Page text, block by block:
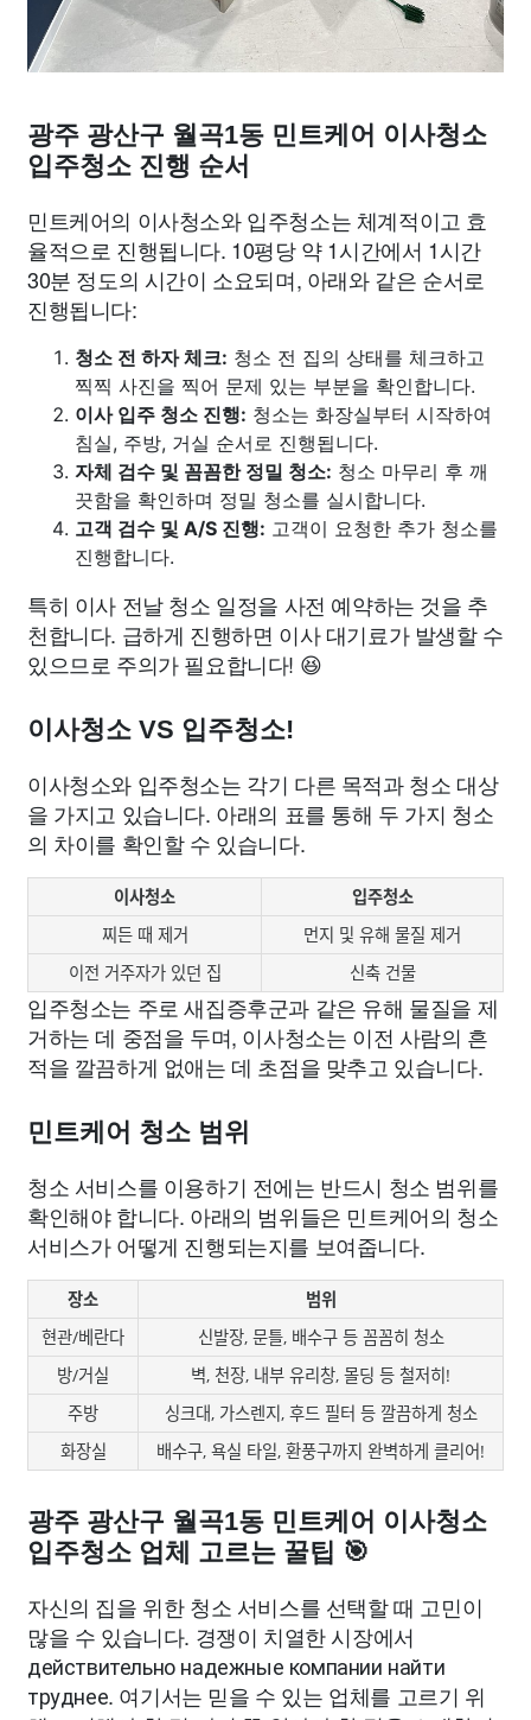
광주 광산구 월곡1동 민트케어 이사청소
입주청소 진행 순서
민트케어의 이사청소와 입주청소는 체계적이고 효
율적으로 진행됩니다. 10평당 약 1시간에서 1시간
30분 정도의 시간이 소요되며, 아래와 같은 순서로
진행됩니다:
청소 전 하자 체크: 청소 전 집의 상태를 체크하고
찍찍 사진을 찍어 문제 있는 부분을 확인합니다.
이사 입주 청소 진행: 청소는 화장실부터 시작하여
침실, 주방, 거실 순서로 진행됩니다.
자체 검수 및 꼼꼼한 정밀 청소: 청소 마무리 후 깨
끗함을 확인하며 정밀 청소를 실시합니다.
고객 검수 및 A/S 진행: 고객이 요청한 추가 청소를
진행합니다.
특히 이사 전날 청소 일정을 사전 예약하는 것을 추
천합니다. 급하게 진행하면 이사 대기료가 발생할 수
있으므로 주의가 필요합니다! 😆
이사청소 VS 입주청소!
이사청소와 입주청소는 각기 다른 목적과 청소 대상
을 가지고 있습니다. 아래의 표를 통해 두 가지 청소
의 차이를 확인할 수 있습니다.
이사청소
입주청소
찌든 때 제거
먼지 및 유해 물질 제거
이전 거주자가 있던 집
신축 건물
입주청소는 주로 새집증후군과 같은 유해 물질을 제
거하는 데 중점을 두며, 이사청소는 이전 사람의 흔
적을 깔끔하게 없애는 데 초점을 맞추고 있습니다.
민트케어 청소 범위
청소 서비스를 이용하기 전에는 반드시 청소 범위를
확인해야 합니다. 아래의 범위들은 민트케어의 청소
서비스가 어떻게 진행되는지를 보여줍니다.
장소
범위
현관/베란다
신발장, 문틀, 배수구 등 꼼꼼히 청소
방/거실
벽, 천장, 내부 유리창, 몰딩 등 철저히!
주방
싱크대, 가스렌지, 후드 필터 등 깔끔하게 청소
화장실
배수구, 욕실 타일, 환풍구까지 완벽하게 클리어!
광주 광산구 월곡1동 민트케어 이사청소
입주청소 업체 고르는 꿀팁 🎯
자신의 집을 위한 청소 서비스를 선택할 때 고민이
많을 수 있습니다. 경쟁이 치열한 시장에서
действительно надежные компании найти
труднее. 여기서는 믿을 수 있는 업체를 고르기 위